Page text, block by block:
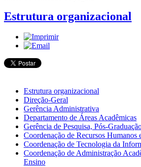
Estrutura organizacional
Estrutura organizacional
Direção-Geral
Gerência Administrativa
Departamento de Áreas Acadêmicas
Gerência de Pesquisa, Pós-
Coordenação de Recursos Humanos
Coordenação de Tecnologia da
Coordenação de Administração
Ensino